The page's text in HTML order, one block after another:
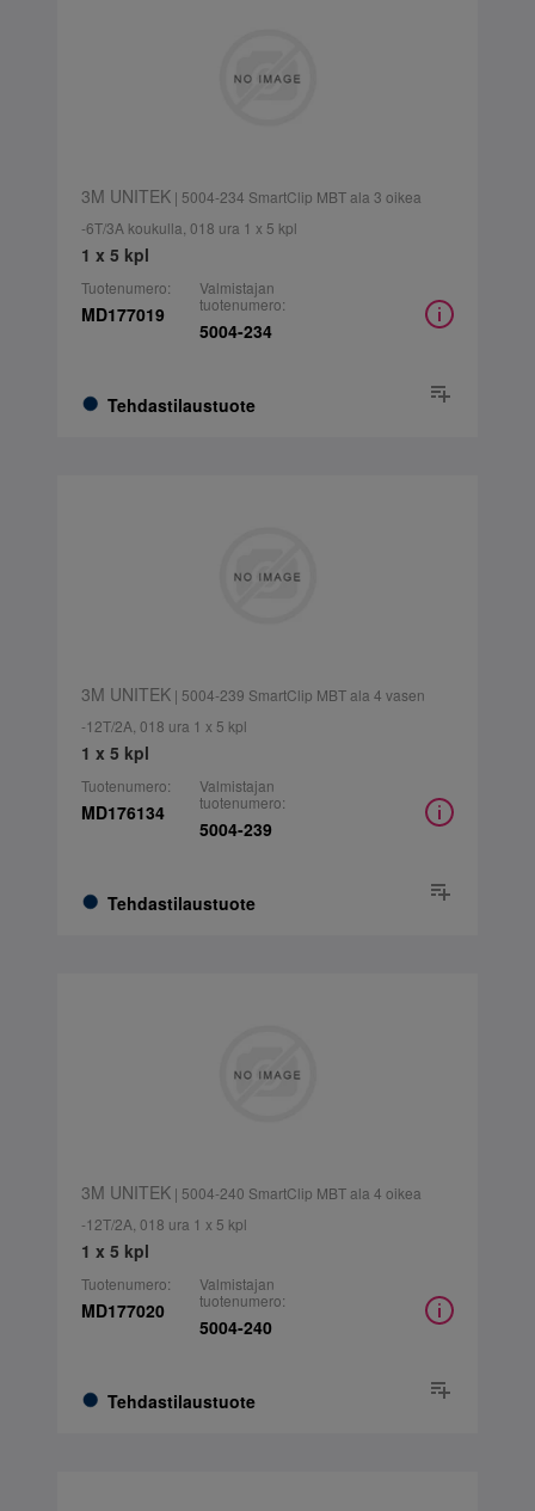
3M UNITEK| 5004-234 SmartClip MBT ala 3 oikea
-6T/3A koukulla, 018 ura 1 x 5 kpl
1 x 5 kpl
Tuotenumero:
MD177019
Tehdastilaustuote
Valmistajan
tuotenumero:
5004-234
3M UNITEK| 5004-239 SmartClip MBT ala 4 vasen
-12T/2A, 018 ura 1 x 5 kpl
1 x 5 kpl
Tuotenumero:
MD176134
Tehdastilaustuote
Valmistajan
tuotenumero:
5004-239
3M UNITEK| 5004-240 SmartClip MBT ala 4 oikea
-12T/2A, 018 ura 1 x 5 kpl
1 x 5 kpl
Tuotenumero:
MD177020
Tehdastilaustuote
Valmistajan
tuotenumero:
5004-240